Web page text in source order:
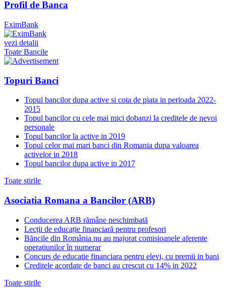
Profil de Banca
EximBank
vezi detalii
Toate Bancile
Topuri Banci
Topul bancilor dupa active si cota de piata in perioada 2022-
2015
Topul bancilor cu cele mai mici dobanzi la creditele de nevoi
personale
Topul bancilor la active in 2019
Topul celor mai mari banci din Romania dupa valoarea
activelor in 2018
Topul bancilor dupa active in 2017
Toate stirile
Asociatia Romana a Bancilor (ARB)
Conducerea ARB rămâne neschimbată
Lecții de educație financiară pentru profesori
Băncile din România nu au majorat comisioanele aferente
operațiunilor în numerar
Concurs de educatie financiara pentru elevi, cu premii in bani
Creditele acordate de banci au crescut cu 14% in 2022
Toate stirile